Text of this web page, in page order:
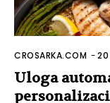
CROSARKA.COM -20
Uloga